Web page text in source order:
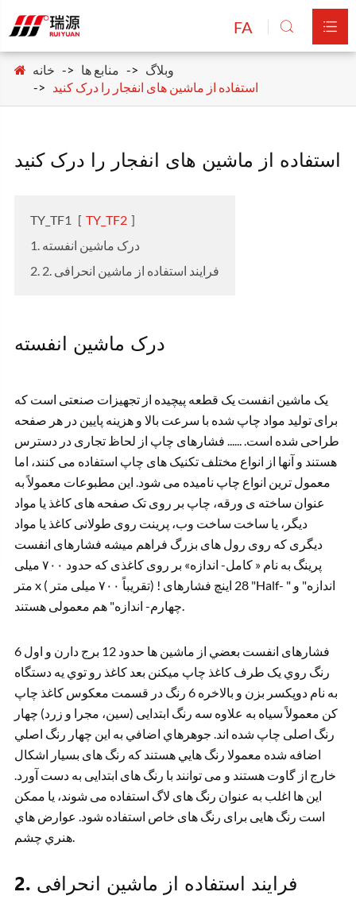
FA  
خانه منابع ها
وبلاگ
استفاده از ماشین های انفجار را درک کنید
استفاده از ماشین های انفجار را درک کنید
TY_TF1 [ TY_TF2 ]
1. درک ماشين انفسته
2. 2. فرایند استفاده از ماشین انحرافی
درک ماشين انفسته
یک ماشین انفست یک قطعه پیچیده از تجهیزات صنعتی است که
برای تولید مواد چاپ شده با سرعت بالا و هزینه پایین در هر صفحه
طراحی شده است. ...... فشارهای چاپ از لحاظ تجاری در دسترس
هستند و آنها از انواع مختلف تکنیک های چاپ استفاده می کنند، اما
معمول ترین انواع چاپ نامیده می شود. این مطبوعات معمولاً به
عنوان ساخته ی ورقه، چاپ بر روی تک صفحه های کاغذ یا مواد
دیگر، یا ساخت ساخت وب، پرینت روی طولانی کاغذ یا مواد
دیگری که روی رول های بزرگ فراهم میشه فشارهای انفست
پرینگ به نام « کامل- اندازه» بر روی کاغذی که حدود ۷۰۰ میلی
متر x ( تقریباً ۷۰۰ میلی متر) ! 28 اينچ فشارهای "Half- اندازه" و "
چهارم- اندازه" هم معمولی هستند.
فشارهای انفست بعضي از ماشين ها حدود 12 برج دارن و اول 6
رنگ روي يک طرف کاغذ چاپ ميکنن بعد کاغذ رو توي يه دستگاه
به نام دوپکسر بزن و بالاخره 6 رنگ در قسمت معکوس کاغذ چاپ
کن معمولاً سیاه به علاوه سه رنگ ابتدایی (سین، مجرا و زرد) چهار
رنگ اصلی چاپ شده اند. جوهرهاي اضافي به اين چهار رنگ اصلي
اضافه شده معمولا رنگ هايي هستند که رنگ های بسیار اشکال
خارج از گاوت هستند و می توانند با رنگ های ابتدایی به دست آورد.
این ها اغلب به عنوان رنگ های لاگ استفاده می شوند، یا ممکن
است رنگ هایی برای رنگ های خاص استفاده شود. عوارض هاي
هنري چشم.
2. فرایند استفاده از ماشین انحرافی